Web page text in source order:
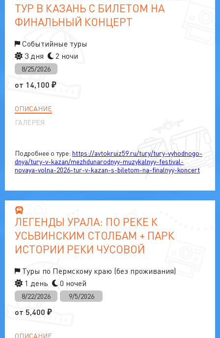
ТУР В КАЗАНЬ С БИЛЕТОМ НА
ФИНАЛЬНЫЙ КОНЦЕРТ
Событийные туры
3 дня
2 ночи
8/25/2026
от 14,100 ₽
ОПИСАНИЕ
ГАЛЕРЕЯ
Подробнее о туре: https://avtokruiz59.ru/tury/tury-vyhodnogo-
dnya/tury-v-kazan/mezhdunarodnyy-muzykalnyy-festival-
novaya-volna-2026-tur-v-kazan-s-biletom-na-finalnyy-koncert
ЛЕГЕНДЫ УРАЛА: ПО РЕКЕ К
УСЬВИНСКИМ СТОЛБАМ + ПАРК
ИСТОРИИ РЕКИ ЧУСОВОЙ
Туры по Пермскому краю (без проживания)
1 день
0 ночей
8/22/2026 9/5/2026
от 5,400 ₽
ОПИСАНИЕ